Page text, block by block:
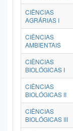
CIÊNCIAS
AGRÁRIAS I
CIÊNCIAS
AMBIENTAIS
CIÊNCIAS
BIOLÓGICAS I
CIÊNCIAS
BIOLÓGICAS II
CIÊNCIAS
BIOLÓGICAS III